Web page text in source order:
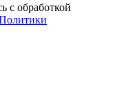
c обработкой